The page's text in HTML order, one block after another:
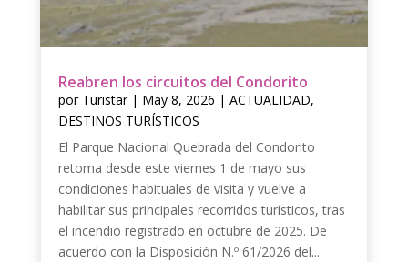
Reabren los circuitos del Condorito
por Turistar| May 8, 2026 | ACTUALIDAD,
DESTINOS TURÍSTICOS
El Parque Nacional Quebrada del Condorito
retoma desde este viernes 1 de mayo sus
condiciones habituales de visita y vuelve a
habilitar sus principales recorridos turísticos, tras
el incendio registrado en octubre de 2025. De
acuerdo con la Disposición N.º 61/2026 del...